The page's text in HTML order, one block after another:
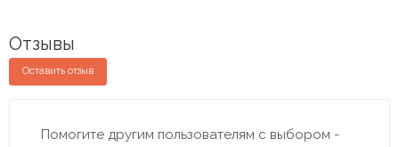
Отзывы
Оставить отзыв
Помогите другим пользователям с выбором -